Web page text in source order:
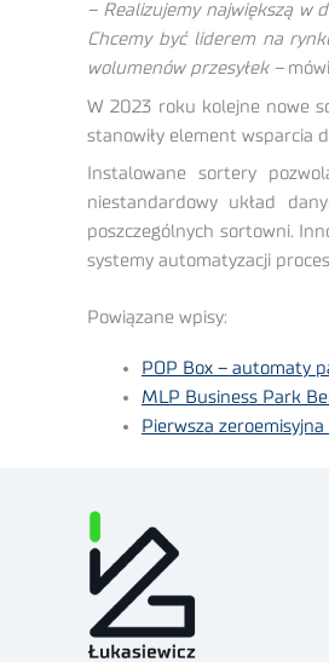
– Realizujemy największą w
Chcemy być liderem na
wolumenów przesyłek –mówi
W 2023 roku kolejne nowe
stanowiły element wsparcia
Instalowane sortery
niestandardowy układ
poszczególnych sortowni.
systemy automatyzacji
Powiązane wpisy:
POP Box – automaty
MLP Business Park
Pierwsza